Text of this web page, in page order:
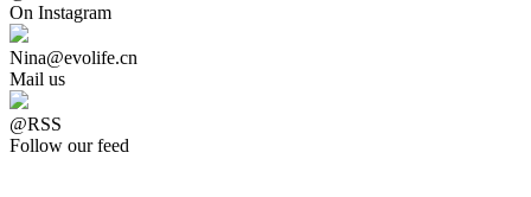
On Instagram
Nina@evolife.cn
Mail us
@RSS
Follow our feed